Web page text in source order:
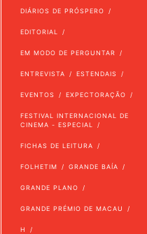
DIÁRIOS DE PRÓSPERO
EDITORIAL
EM MODO DE PERGUNTAR
ENTREVISTA ESTENDAIS
EVENTOS EXPECTORAÇÃO
FESTIVAL INTERNACIONAL DE
CINEMA - ESPECIAL
FICHAS DE LEITURA
FOLHETIM GRANDE BAÍA
GRANDE PLANO
GRANDE PRÉMIO DE MACAU
H